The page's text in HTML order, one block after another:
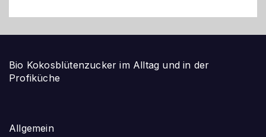
Bio Kokosblütenzucker im Alltag und in der
Profiküche
Allgemein